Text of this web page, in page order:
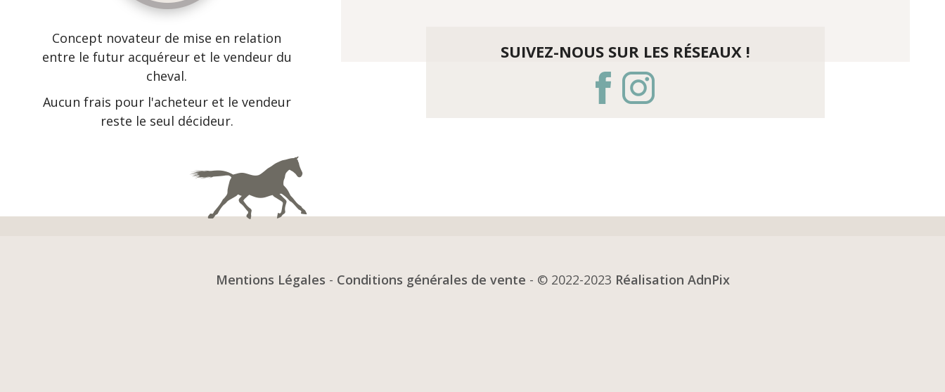
Concept novateur de mise en relation
entre le futur acquéreur et le vendeur du
cheval.
Aucun frais pour l'acheteur et le vendeur
reste le seul décideur.
SUIVEZ-NOUS SUR LES RÉSEAUX !
Mentions Légales - Conditions générales de vente - © 2022-2023 Réalisation AdnPix